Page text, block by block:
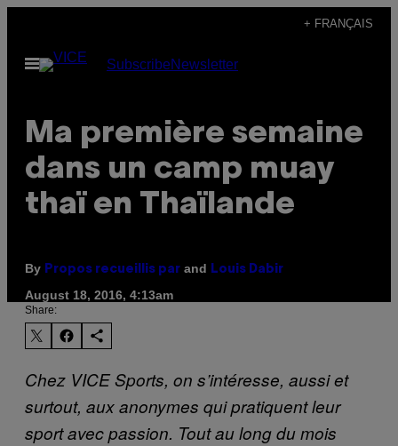
content
+ FRANÇAIS
Open
Menu
SubscribeNewsletter
Ma première semaine
dans un camp muay
thaï en Thaïlande
By Propos recueillis par and Louis Dabir
August 18, 2016, 4:13am
Share:
Chez VICE Sports, on s’intéresse, aussi et
surtout, aux anonymes qui pratiquent leur
sport avec passion. Tout au long du mois